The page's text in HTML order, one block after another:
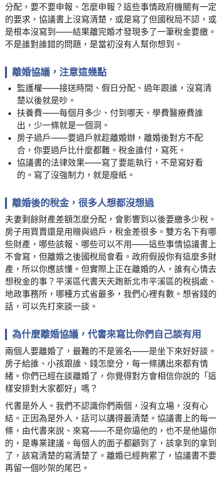
分配，要不要申報、怎麼申報？這些事情政府機關有一定
的要求，協議書上沒寫清楚，或是寫了但國稅局不認，或
是根本沒寫到——結果離完婚才發現多了一筆稅金要繳。
不是誰對誰錯的問題，是當初沒有人幫你想到。
離婚協議，注意這幾點
監護權——接送時間、假日分配、過年跟誰，沒寫清
楚以後就是吵。
扶養費——每個月多少、付到哪天、學費醫療費誰
出，少一條就是一個洞。
房子過戶——要過戶就趁離婚辦，離婚後對方不配
合，你要過戶比什麼都難。稅金誰付，寫死。
協議書的法律效果——寫了要能執行，不是寫好看
的。寫了沒強制力，就是廢紙。
離婚後的稅金，很多人想都沒想過
夫妻剩餘財產差額怎麼分配，會影響到以後要繳多少稅。
房子用買賣還是用贈與過戶，稅金差很多。雙方名下有哪
些財產，哪些該報、哪些可以不用——這些事情協議書上
不會寫，但離婚之後國稅局會看。政府假設你有這麼多財
產，所以你應該懂。但實際上正在離婚的人，誰有心情去
想稅金的事？平溪區代書天天跑新北市平溪區的稅捐處、
地政事務所，哪種方式省最多，我們心裡有數。想省錢的
話，可以先打來談一談。
為什麼離婚協議，代書來寫比你們自己談有用
兩個人要離婚了，最難的不是簽名——是坐下來好好談。
房子給誰、小孩跟誰、錢怎麼分，每一條講出來都有情
緒。你們已經在談離婚了，你覺得對方會相信你說的「這
樣安排對大家都好」嗎？
代書是外人。我們不認識你們兩個，沒有立場，沒有心
結。正因為是外人，話可以講得最清楚。協議書上的每一
條，由代書來說、來寫——不是你逼他的，也不是他逼你
的，是專業建議。每個人的面子都顧到了，該拿到的拿到
了，該寫清楚的寫清楚了。離婚已經夠累了，協議書不要
再留一個吵架的尾巴。